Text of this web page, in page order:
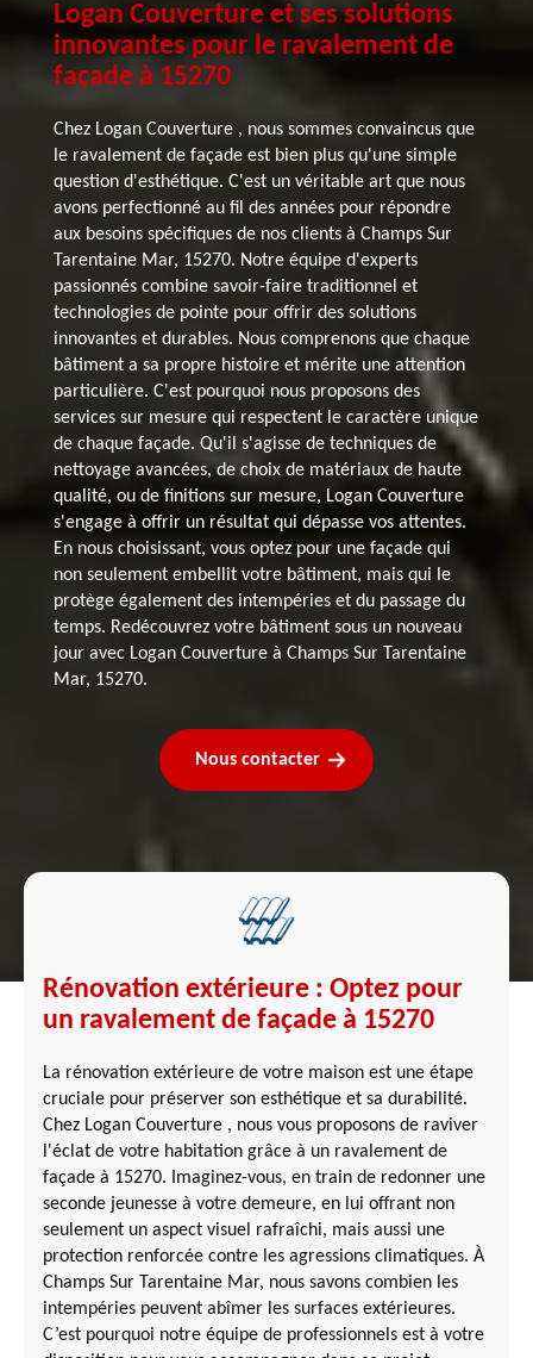
Logan Couverture et ses solutions
innovantes pour le ravalement de
façade à 15270
Chez Logan Couverture , nous sommes convaincus que
le ravalement de façade est bien plus qu'une simple
question d'esthétique. C'est un véritable art que nous
avons perfectionné au fil des années pour répondre
aux besoins spécifiques de nos clients à Champs Sur
Tarentaine Mar, 15270. Notre équipe d'experts
passionnés combine savoir-faire traditionnel et
technologies de pointe pour offrir des solutions
innovantes et durables. Nous comprenons que chaque
bâtiment a sa propre histoire et mérite une attention
particulière. C'est pourquoi nous proposons des
services sur mesure qui respectent le caractère unique
de chaque façade. Qu'il s'agisse de techniques de
nettoyage avancées, de choix de matériaux de haute
qualité, ou de finitions sur mesure, Logan Couverture
s'engage à offrir un résultat qui dépasse vos attentes.
En nous choisissant, vous optez pour une façade qui
non seulement embellit votre bâtiment, mais qui le
protège également des intempéries et du passage du
temps. Redécouvrez votre bâtiment sous un nouveau
jour avec Logan Couverture à Champs Sur Tarentaine
Mar, 15270.
Nous contacter
Rénovation extérieure : Optez pour
un ravalement de façade à 15270
La rénovation extérieure de votre maison est une étape
cruciale pour préserver son esthétique et sa durabilité.
Chez Logan Couverture , nous vous proposons de raviver
l'éclat de votre habitation grâce à un ravalement de
façade à 15270. Imaginez-vous, en train de redonner une
seconde jeunesse à votre demeure, en lui offrant non
seulement un aspect visuel rafraîchi, mais aussi une
protection renforcée contre les agressions climatiques. À
Champs Sur Tarentaine Mar, nous savons combien les
intempéries peuvent abîmer les surfaces extérieures.
C’est pourquoi notre équipe de professionnels est à votre